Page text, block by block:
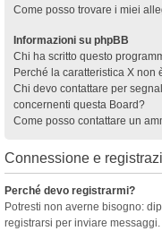
Come posso trovare i miei
Informazioni su phpBB
Chi ha scritto questo
Perché la caratteristica X non
Chi devo contattare per
concernenti questa Board?
Come posso contattare un
Connessione e
Perché devo registrarmi?
Potresti non averne bisogno:
registrarsi per inviare